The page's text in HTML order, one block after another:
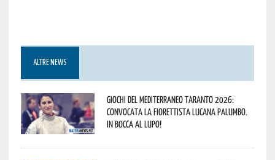
ALTRE NEWS
Giochi del Mediterraneo Taranto 2026:
convocata la fiorettista lucana Palumbo.
In bocca al lupo!